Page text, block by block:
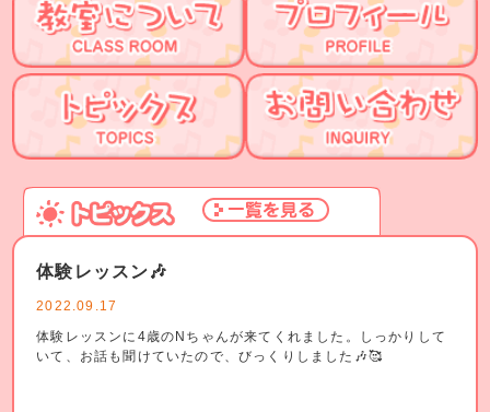
体験レッスン🎶
2022.09.17
体験レッスンに4歳のNちゃんが来てくれました。しっかりして
いて、お話も聞けていたので、びっくりしました🎶🥰